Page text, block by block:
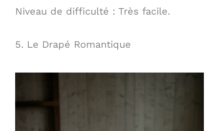
Niveau de difficulté : Très facile.
5. Le Drapé Romantique